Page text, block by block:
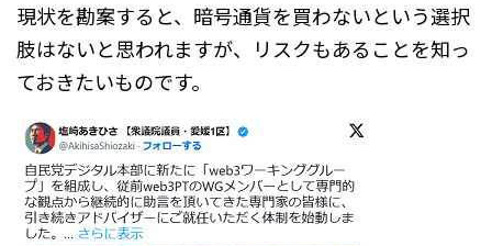
現状を勘案すると、暗号通貨を買わないという選択
肢はないと思われますが、リスクもあることを知っ
ておきたいものです。